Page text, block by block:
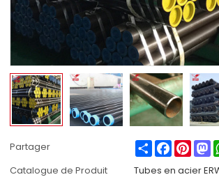
Partager ShareFacebook
Catalogue de Produit
Tubes en acier